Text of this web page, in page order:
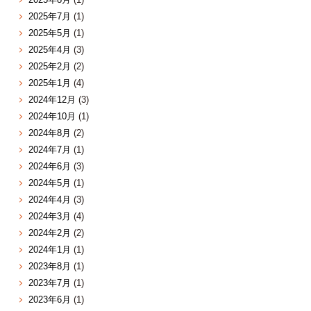
2025年7月 (1)
2025年5月 (1)
2025年4月 (3)
2025年2月 (2)
2025年1月 (4)
2024年12月 (3)
2024年10月 (1)
2024年8月 (2)
2024年7月 (1)
2024年6月 (3)
2024年5月 (1)
2024年4月 (3)
2024年3月 (4)
2024年2月 (2)
2024年1月 (1)
2023年8月 (1)
2023年7月 (1)
2023年6月 (1)